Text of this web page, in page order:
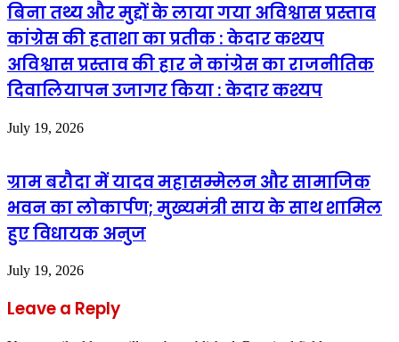
बिना तथ्य और मुद्दों के लाया गया अविश्वास प्रस्ताव
कांग्रेस की हताशा का प्रतीक : केदार कश्यप
अविश्वास प्रस्ताव की हार ने कांग्रेस का राजनीतिक
दिवालियापन उजागर किया : केदार कश्यप
July 19, 2026
ग्राम बरौदा में यादव महासम्मेलन और सामाजिक
भवन का लोकार्पण; मुख्यमंत्री साय के साथ शामिल
हुए विधायक अनुज
July 19, 2026
Leave a Reply